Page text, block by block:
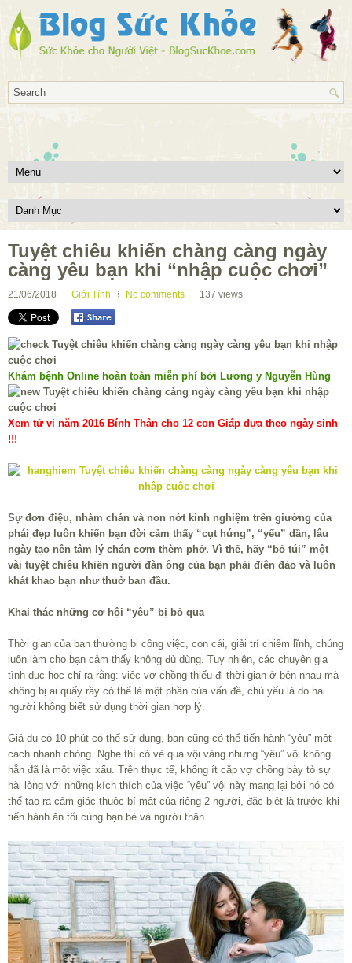
Tuyệt chiêu khiến chàng càng ngày
càng yêu bạn khi “nhập cuộc chơi”
21/06/2018 Giới Tính No comments 137 views
Khám bệnh Online hoàn toàn miễn phí bởi Lương y Nguyễn Hùng
Xem tử vi năm 2016 Bính Thân cho 12 con Giáp dựa theo ngày sinh
!!!
Sự đơn điệu, nhàm chán và non nớt kinh nghiệm trên giường của
phái đẹp luôn khiến bạn đời cảm thấy “cụt hứng”, “yếu” dần, lâu
ngày tạo nên tâm lý chán cơm thèm phở. Vì thế, hãy “bỏ túi” một
vài tuyệt chiêu khiến người đàn ông của bạn phải điên đảo và luôn
khát khao bạn như thuở ban đầu.
Khai thác những cơ hội “yêu” bị bỏ qua
Thời gian của bạn thường bị công việc, con cái, giải trí chiếm lĩnh, chúng
luôn làm cho bạn cảm thấy không đủ dùng. Tuy nhiên, các chuyên gia
tình dục học chỉ ra rằng: việc vợ chồng thiếu đi thời gian ở bên nhau mà
không bị ai quấy rầy có thể là một phần của vấn đề, chủ yếu là do hai
người không biết sử dụng thời gian hợp lý.
Giả dụ có 10 phút có thể sử dụng, bạn cũng có thể tiến hành “yêu” một
cách nhanh chóng. Nghe thì có vẻ quá vội vàng nhưng “yêu” vội không
hẳn đã là một việc xấu. Trên thực tế, không ít cặp vợ chồng bày tỏ sự
hài lòng với những kích thích của việc “yêu” vội này mang lại bởi nó có
thể tạo ra cảm giác thuộc bí mật của riêng 2 người, đặc biệt là trước khi
tiến hành ăn tối cùng bạn bè và người thân.